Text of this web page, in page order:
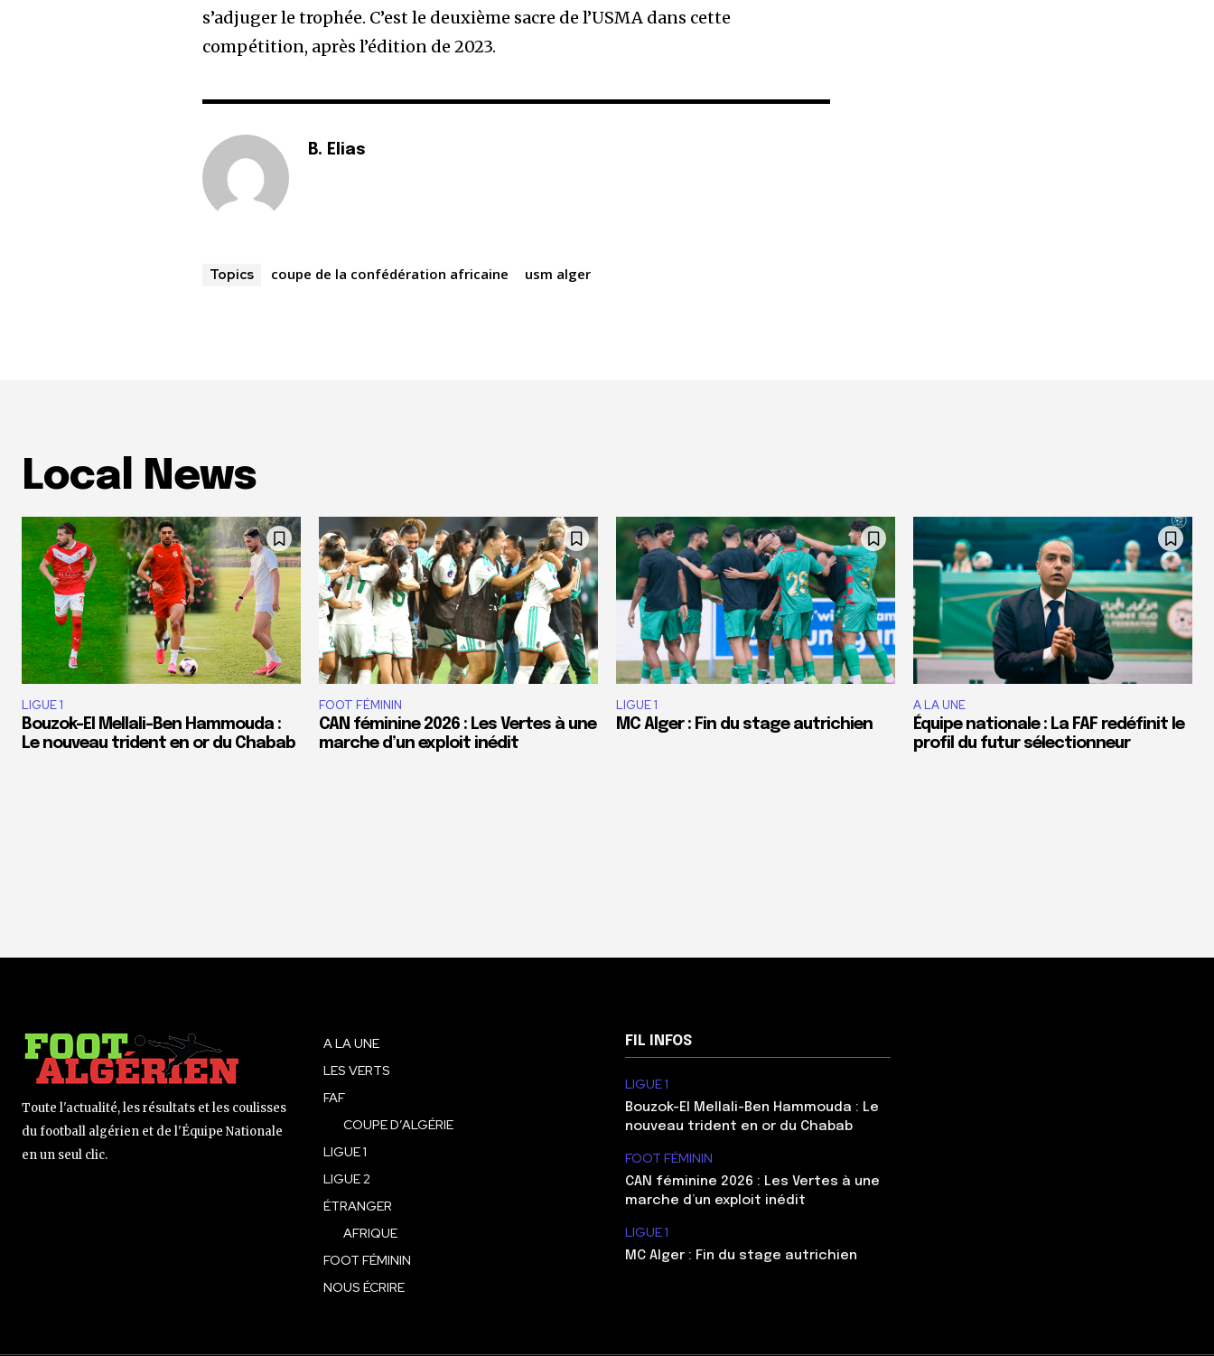
s’adjuger le trophée. C’est le deuxième sacre de l’USMA dans cette
compétition, après l’édition de 2023.
B. Elias
Topics coupe de la confédération africaine usm alger
Local News
LIGUE 1
Bouzok-El Mellali-Ben Hammouda :
Le nouveau trident en or du Chabab
FOOT FÉMININ
CAN féminine 2026 : Les Vertes à une
marche d’un exploit inédit
LIGUE 1
MC Alger : Fin du stage autrichien
A LA UNE
Équipe nationale : La FAF redéfinit le
profil du futur sélectionneur
Toute l'actualité, les résultats et les coulisses
du football algérien et de l'Équipe Nationale
en un seul clic.
A LA UNE
LES VERTS
FAF
COUPE D’ALGÉRIE
LIGUE 1
LIGUE 2
ÉTRANGER
AFRIQUE
FOOT FÉMININ
NOUS ÉCRIRE
FIL INFOS
LIGUE 1
Bouzok-El Mellali-Ben Hammouda : Le
nouveau trident en or du Chabab
FOOT FÉMININ
CAN féminine 2026 : Les Vertes à une
marche d’un exploit inédit
LIGUE 1
MC Alger : Fin du stage autrichien